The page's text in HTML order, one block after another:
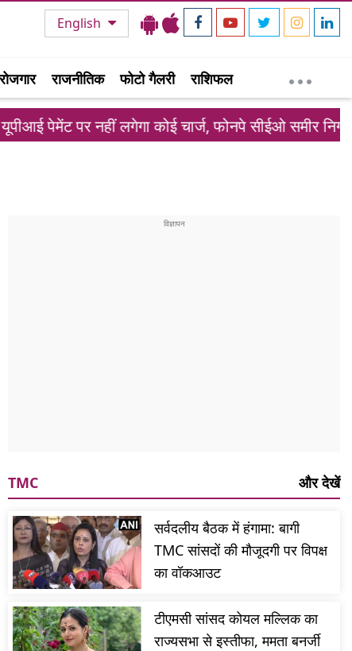
English
रोजगार राजनीतिक फोटो गैलरी राशिफल
लगेगा कोई चार्ज, फोनपे सीईओ समीर निगम ने दी बड़ी राहत
TMC और देखें
सर्वदलीय बैठक में हंगामा: बागी
TMC सांसदों की मौजूदगी पर विपक्ष
का वॉकआउट
टीएमसी सांसद कोयल मल्लिक का
राज्यसभा से इस्तीफा, ममता बनर्जी